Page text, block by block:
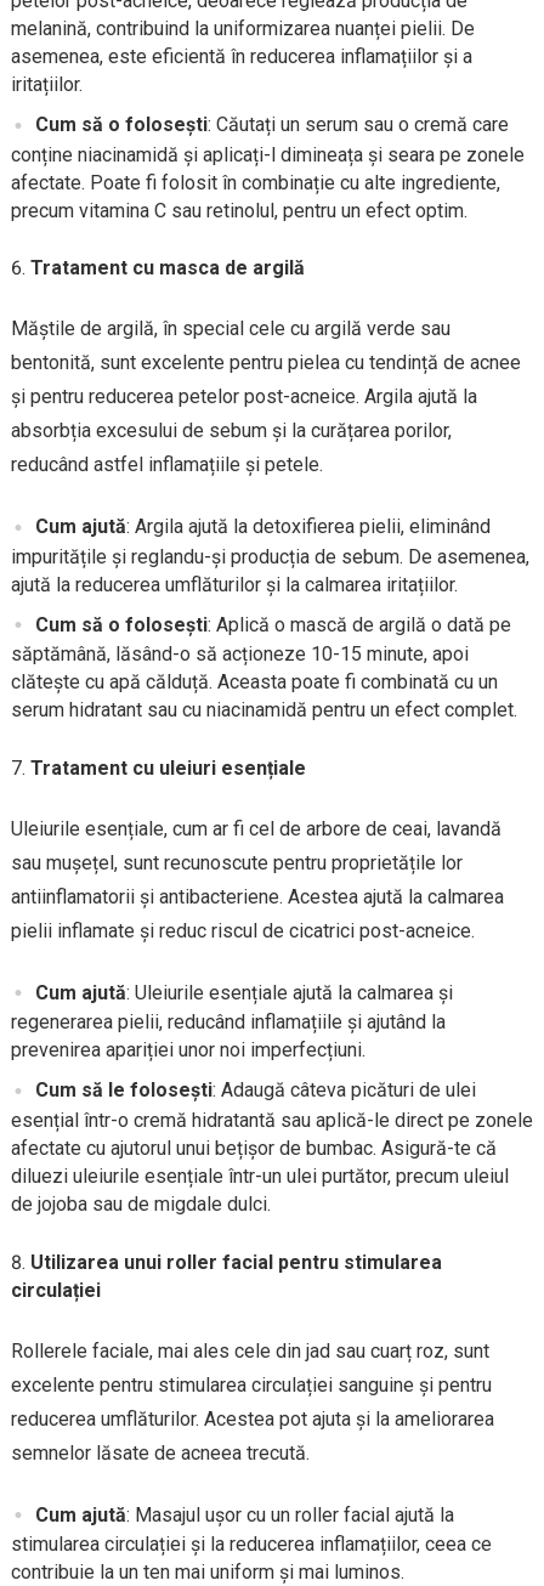
melanină, contribuind la uniformizarea nuanței pielii. De
asemenea, este eficientă în reducerea inflamațiilor și a
iritațiilor.
Cum să o folosești: Căutați un serum sau o cremă care
conține niacinamidă și aplicați-l dimineața și seara pe zonele
afectate. Poate fi folosit în combinație cu alte ingrediente,
precum vitamina C sau retinolul, pentru un efect optim.
Tratament cu masca de argilă
Măștile de argilă, în special cele cu argilă verde sau
bentonită, sunt excelente pentru pielea cu tendință de acnee
și pentru reducerea petelor post-acneice. Argila ajută la
absorbția excesului de sebum și la curățarea porilor,
reducând astfel inflamațiile și petele.
Cum ajută: Argila ajută la detoxifierea pielii, eliminând
impuritățile și reglandu-și producția de sebum. De asemenea,
ajută la reducerea umflăturilor și la calmarea iritațiilor.
Cum să o folosești: Aplică o mască de argilă o dată pe
săptămână, lăsând-o să acționeze 10-15 minute, apoi
clătește cu apă călduță. Aceasta poate fi combinată cu un
serum hidratant sau cu niacinamidă pentru un efect complet.
Tratament cu uleiuri esențiale
Uleiurile esențiale, cum ar fi cel de arbore de ceai, lavandă
sau mușețel, sunt recunoscute pentru proprietățile lor
antiinflamatorii și antibacteriene. Acestea ajută la calmarea
pielii inflamate și reduc riscul de cicatrici post-acneice.
Cum ajută: Uleiurile esențiale ajută la calmarea și
regenerarea pielii, reducând inflamațiile și ajutând la
prevenirea apariției unor noi imperfecțiuni.
Cum să le folosești: Adaugă câteva picături de ulei
esențial într-o cremă hidratantă sau aplică-le direct pe zonele
afectate cu ajutorul unui bețișor de bumbac. Asigură-te că
diluezi uleiurile esențiale într-un ulei purtător, precum uleiul
de jojoba sau de migdale dulci.
Utilizarea unui roller facial pentru stimularea
circulației
Rollerele faciale, mai ales cele din jad sau cuarț roz, sunt
excelente pentru stimularea circulației sanguine și pentru
reducerea umflăturilor. Acestea pot ajuta și la ameliorarea
semnelor lăsate de acneea trecută.
Cum ajută: Masajul ușor cu un roller facial ajută la
stimularea circulației și la reducerea inflamațiilor, ceea ce
contribuie la un ten mai uniform și mai luminos.